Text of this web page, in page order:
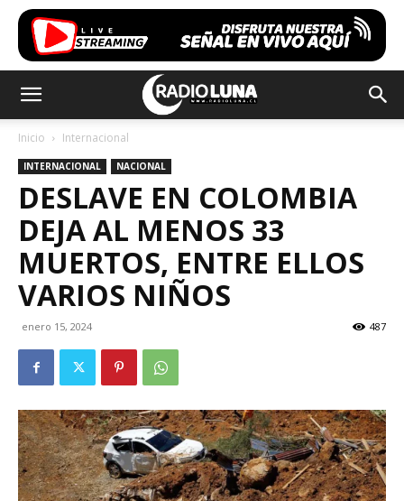
Inicio Internacional
INTERNACIONAL NACIONAL
DESLAVE EN COLOMBIA
DEJA AL MENOS 33
MUERTOS, ENTRE ELLOS
VARIOS NIÑOS
enero 15, 2024 487